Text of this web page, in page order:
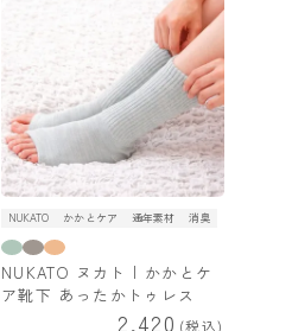
NUKATO かかとケア 通年素材 消臭
NUKATO ヌカト | かかとケ
ア靴下 あったかトゥレス
2,420 税込